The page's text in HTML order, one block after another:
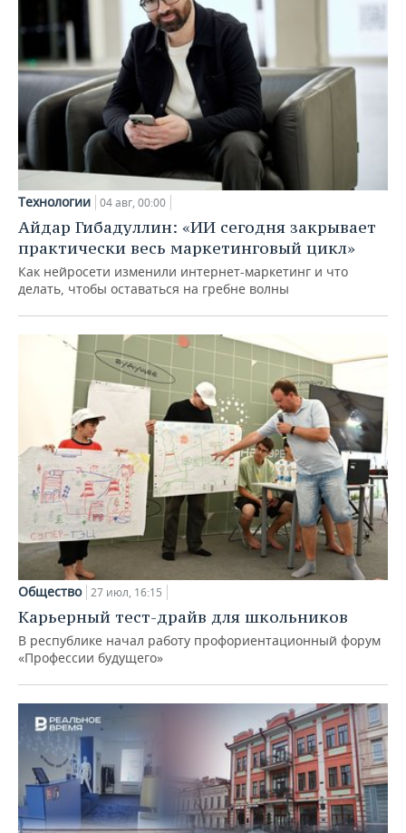
Технологии 04 авг, 00:00
Айдар Гибадуллин: «ИИ сегодня закрывает
практически весь маркетинговый цикл»
Как нейросети изменили интернет-маркетинг и что
делать, чтобы оставаться на гребне волны
Общество 27 июл, 16:15
Карьерный тест-драйв для школьников
В республике начал работу профориентационный форум
«Профессии будущего»